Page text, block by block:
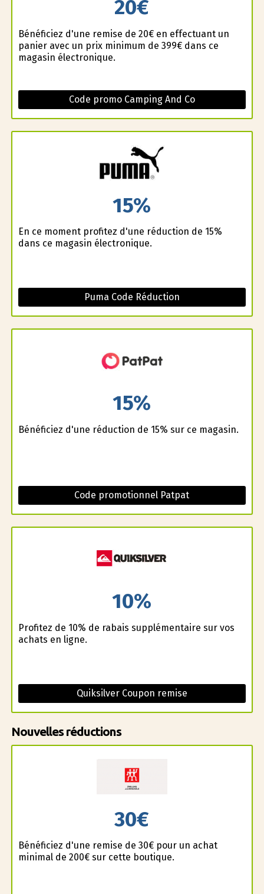
20€
Bénéficiez d'une remise de 20€ en effectuant un
panier avec un prix minimum de 399€ dans ce
magasin électronique.
Code promo Camping And Co
15%
En ce moment profitez d'une réduction de 15%
dans ce magasin électronique.
Puma Code Réduction
15%
Bénéficiez d'une réduction de 15% sur ce magasin.
Code promotionnel Patpat
10%
Profitez de 10% de rabais supplémentaire sur vos
achats en ligne.
Quiksilver Coupon remise
Nouvelles réductions
30€
Bénéficiez d'une remise de 30€ pour un achat
minimal de 200€ sur cette boutique.